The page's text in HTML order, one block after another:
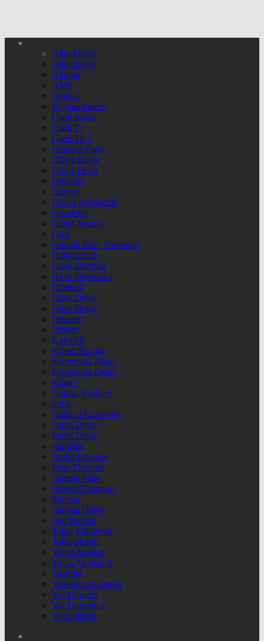
Altın Detay
Altın Detay
Altınlar
AMP
Ayarlar
Beğendiklerim
Canlı Borsa
Canlı Tv
Canlı Tv 2
Deneme Page
Döviz Detay
Döviz Detay
Dövizler
Eczane
Favori İçeriklerim
Gazeteler
Genel Ayarlar
Giriş
Günlük Burç Yorumları
Hakkımızda
Hava Durumu
Hava Durumu 2
Header4
Hisse Detay
Hisse Detay
Hisseler
İletişim
Kayıt Ol
Kripto Paralar
Kriptopara Detay
Kriptopara Detay
Künye
Namaz Vakitleri
nnbil
Nöbetçi Eczaneler
Parite Detay
Parite Detay
Pariteler
Profili Düzenle
Puan Durumu
Sample Page
Şifremi Unuttum
Sinema
Sinema Detay
Son Dakika
Takip Ettiklerim
Takipçilerim
Yayın Akışları
Yayın Akışları 2
Yazarlar
Yazdığım Haberler
Yol Durumu
Yol Durumu 2
Yorumlarım